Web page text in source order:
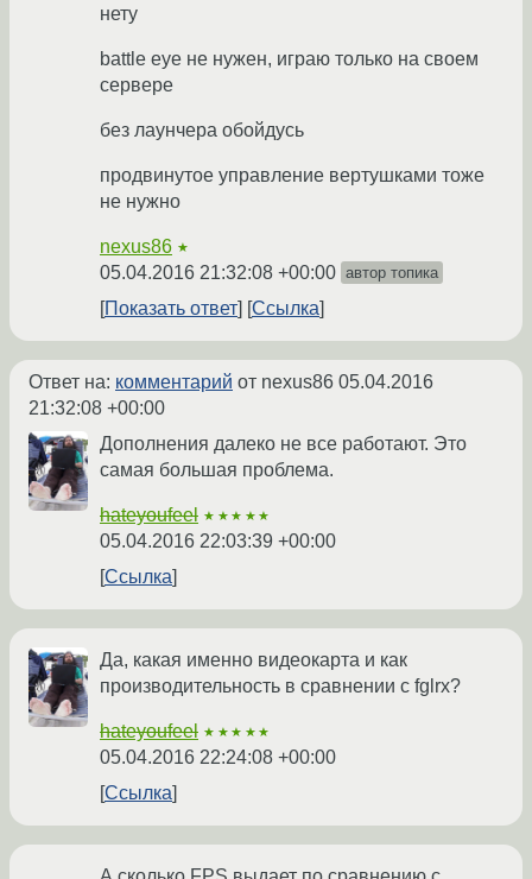
нету
battle eye не нужен, играю только на своем
сервере
без лаунчера обойдусь
продвинутое управление вертушками тоже
не нужно
nexus86 ★
05.04.2016 21:32:08 +00:00 автор топика
Показать ответ Ссылка
Ответ на: комментарий от nexus86 05.04.2016
21:32:08 +00:00
Дополнения далеко не все работают. Это
самая большая проблема.
hateyoufeel ★★★★★
05.04.2016 22:03:39 +00:00
Ссылка
Да, какая именно видеокарта и как
производительность в сравнении с fglrx?
hateyoufeel ★★★★★
05.04.2016 22:24:08 +00:00
Ссылка